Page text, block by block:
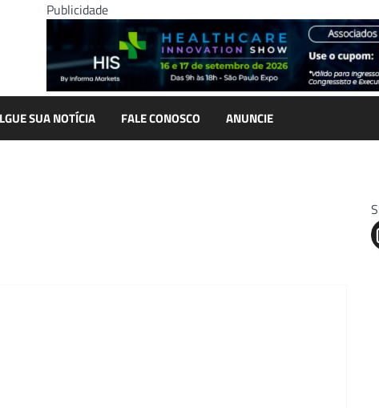
Publicidade
SUA NOTÍCIA FALE CONOSCO ANUNCIE